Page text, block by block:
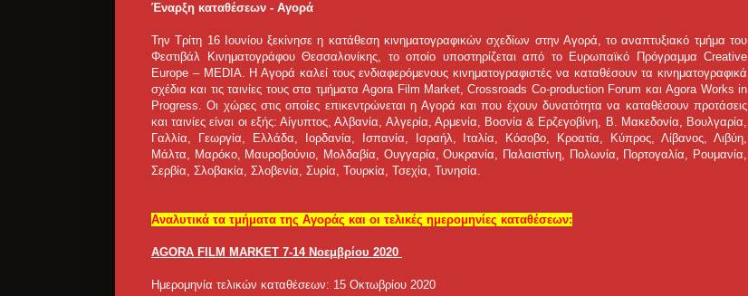
Έναρξη καταθέσεων - Αγορά
Την Τρίτη 16 Ιουνίου ξεκίνησε η κατάθεση κινηματογραφικών σχεδίων στην Αγορά, το αναπτυξιακό τμήμα του
Φεστιβάλ Κινηματογράφου Θεσσαλονίκης, το οποίο υποστηρίζεται από το Ευρωπαϊκό Πρόγραμμα Creative
Europe – MEDIA. Η Αγορά καλεί τους ενδιαφερόμενους κινηματογραφιστές να καταθέσουν τα κινηματογραφικά
σχέδια και τις ταινίες τους στα τμήματα Agora Film Market, Crossroads Co-production Forum και Agora Works in
Progress. Οι χώρες στις οποίες επικεντρώνεται η Αγορά και που έχουν δυνατότητα να καταθέσουν προτάσεις
και ταινίες είναι οι εξής: Αίγυπτος, Αλβανία, Αλγερία, Αρμενία, Βοσνία & Ερζεγοβίνη, Β. Μακεδονία, Βουλγαρία,
Γαλλία, Γεωργία, Ελλάδα, Ιορδανία, Ισπανία, Ισραήλ, Ιταλία, Κόσοβο, Κροατία, Κύπρος, Λίβανος, Λιβύη,
Μάλτα, Μαρόκο, Μαυροβούνιο, Μολδαβία, Ουγγαρία, Ουκρανία, Παλαιστίνη, Πολωνία, Πορτογαλία, Ρουμανία,
Σερβία, Σλοβακία, Σλοβενία, Συρία, Τουρκία, Τσεχία, Τυνησία.
Αναλυτικά τα τμήματα της Αγοράς και οι τελικές ημερομηνίες καταθέσεων:
AGORA FILM MARKET 7-14 Νοεμβρίου 2020
Ημερομηνία τελικών καταθέσεων: 15 Οκτωβρίου 2020